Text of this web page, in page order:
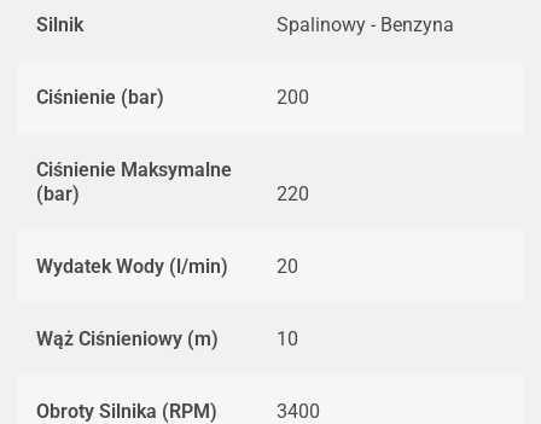
Silnik Spalinowy - Benzyna
Ciśnienie (bar) 200
Ciśnienie Maksymalne
(bar)
220
Wydatek Wody (l/min) 20
Wąż Ciśnieniowy (m) 10
Obroty Silnika (RPM) 3400